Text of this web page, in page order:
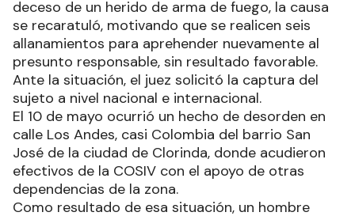
deceso de un herido de arma de fuego, la causa
se recaratuló, motivando que se realicen seis
allanamientos para aprehender nuevamente al
presunto responsable, sin resultado favorable.
Ante la situación, el juez solicitó la captura del
sujeto a nivel nacional e internacional.
El 10 de mayo ocurrió un hecho de desorden en
calle Los Andes, casi Colombia del barrio San
José de la ciudad de Clorinda, donde acudieron
efectivos de la COSIV con el apoyo de otras
dependencias de la zona.
Como resultado de esa situación, un hombre